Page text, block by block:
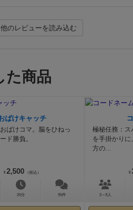
）▶3pt.≪★★★≫おすすめ度（
子どもと度（With kids）
他のレビューを読み込む
た商品
ばけキャッチ
ばけコマ。脳をひねっ
ド勝負。
¥ 2,500 （税込）
20分 95件
極秘任務：ス
を手掛かり
方の...
¥
2～8人